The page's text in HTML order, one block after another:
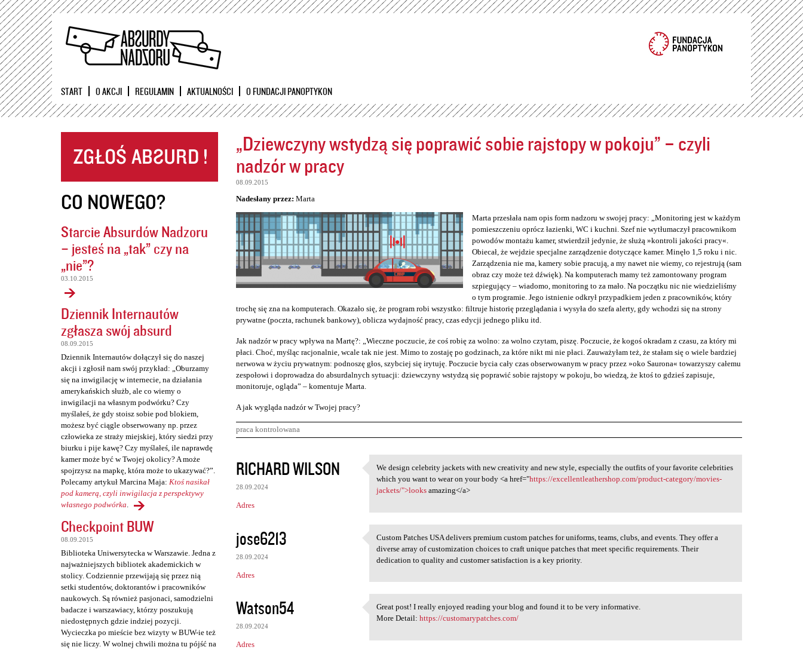
Przejdź
START O AKCJI REGULAMIN AKTUALNOŚCI O FUNDACJI PANOPTYKON
CO NOWEGO?
Starcie Absurdów Nadzoru
– jesteś na „tak” czy na
„nie”?
03.10.2015
Dziennik Internautów
zgłasza swój absurd
08.09.2015
Dziennik Internautów dołączył się do naszej
akcji i zgłosił nam swój przykład: „Oburzamy
się na inwigilację w internecie, na działania
amerykańskich służb, ale co wiemy o
inwigilacji na własnym podwórku? Czy
myślałeś, że gdy stoisz sobie pod blokiem,
możesz być ciągle obserwowany np. przez
człowieka ze straży miejskiej, który siedzi przy
biurku i pije kawę? Czy myślałeś, ile naprawdę
kamer może być w Twojej okolicy? A może
spojrzysz na mapkę, która może to ukazywać?”.
Polecamy artykuł Marcina Maja: Ktoś nasikał
pod kamerą, czyli inwigilacja z perspektywy
własnego podwórka.
Checkpoint BUW
08.09.2015
Biblioteka Uniwersytecka w Warszawie. Jedna z
najważniejszych bibliotek akademickich w
stolicy. Codziennie przewijają się przez nią
setki studentów, doktorantów i pracowników
naukowych. Są również pasjonaci, samodzielni
badacze i warszawiacy, którzy poszukują
niedostępnych gdzie indziej pozycji.
Wycieczka po mieście bez wizyty w BUW-ie też
się nie liczy. W wolnej chwili można tu pójść na
„Dziewczyny wstydzą się poprawić sobie rajstopy w pokoju” – czyli
nadzór w pracy
08.09.2015
Nadesłany przez: Marta
Marta przesłała nam opis form nadzoru w swojej pracy: „Monitoring jest w każdym
pomieszczeniu oprócz łazienki, WC i kuchni. Szef nie wytłumaczył pracownikom
powodów montażu kamer, stwierdził jedynie, że służą »kontroli jakości pracy«.
Obiecał, że wejdzie specjalne zarządzenie dotyczące kamer. Minęło 1,5 roku i nic.
Zarządzenia nie ma, kamery sobie pracują, a my nawet nie wiemy, co rejestrują (sam
obraz czy może też dźwięk). Na komputerach mamy też zamontowany program
szpiegujący – wiadomo, monitoring to za mało. Na początku nic nie wiedzieliśmy
o tym programie. Jego istnienie odkrył przypadkiem jeden z pracowników, który
trochę się zna na komputerach. Okazało się, że program robi wszystko: filtruje historię przeglądania i wysyła do szefa alerty, gdy wchodzi się na strony
prywatne (poczta, rachunek bankowy), oblicza wydajność pracy, czas edycji jednego pliku itd.
Jak nadzór w pracy wpływa na Martę?: „Wieczne poczucie, że coś robię za wolno: za wolno czytam, piszę. Poczucie, że kogoś okradam z czasu, za który mi
płaci. Choć, myśląc racjonalnie, wcale tak nie jest. Mimo to zostaję po godzinach, za które nikt mi nie płaci. Zauważyłam też, że stałam się o wiele bardziej
nerwowa w życiu prywatnym: podnoszę głos, szybciej się irytuję. Poczucie bycia cały czas obserwowanym w pracy przez »oko Saurona« towarzyszy całemu
zespołowi i doprowadza do absurdalnych sytuacji: dziewczyny wstydzą się poprawić sobie rajstopy w pokoju, bo wiedzą, że ktoś to gdzieś zapisuje,
monitoruje, ogląda” – komentuje Marta.
A jak wygląda nadzór w Twojej pracy?
praca kontrolowana
K
o
m
e
n
t
a
r
e
RICHARD WILSON
28.09.2024
Adres
We design celebrity jackets
We design celebrity jackets with new creativity and new style, especially the outfits of your favorite celebrities
which you want to wear on your body <a href="https://excellentleathershop.com/product-category/movies-
jackets/">looks amazing</a>
jose6213
28.09.2024
Adres
Custom Patches USA delivers
Custom Patches USA delivers premium custom patches for uniforms, teams, clubs, and events. They offer a
diverse array of customization choices to craft unique patches that meet specific requirements. Their
dedication to quality and customer satisfaction is a key priority.
Watson54
28.09.2024
Adres
Great post! I really enjoyed
Great post! I really enjoyed reading your blog and found it to be very informative.
More Detail:https://customarypatches.com/